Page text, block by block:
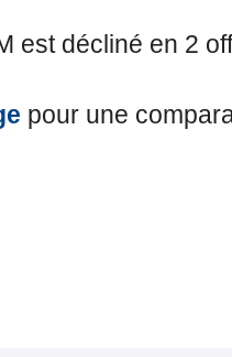
est décliné en 2
pour une